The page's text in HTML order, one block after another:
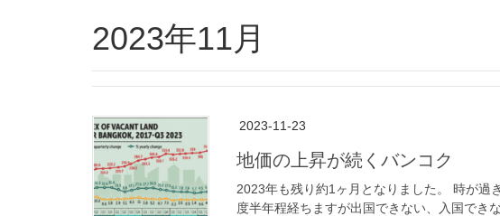
2023年11月
2023-11-23
地価の上昇が続くバンコク
2023年も残り約1ヶ月となりました。 時が過
度半年程経ちますが出国できない、入国でき